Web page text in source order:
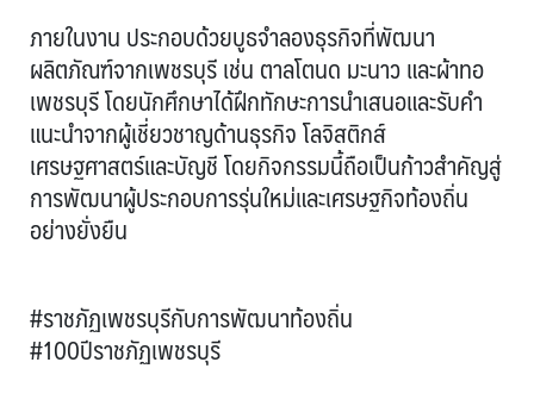
ภายในงาน ประกอบด้วยบูธจำลองธุรกิจที่พัฒนา
ผลิตภัณฑ์จากเพชรบุรี เช่น ตาลโตนด มะนาว และผ้าทอ
เพชรบุรี โดยนักศึกษาได้ฝึกทักษะการนำเสนอและรับคำ
แนะนำจากผู้เชี่ยวชาญด้านธุรกิจ โลจิสติกส์
เศรษฐศาสตร์และบัญชี โดยกิจกรรมนี้ถือเป็นก้าวสำคัญสู่
การพัฒนาผู้ประกอบการรุ่นใหม่และเศรษฐกิจท้องถิ่น
อย่างยั่งยืน
#ราชภัฏเพชรบุรีกับการพัฒนาท้องถิ่น
#100ปีราชภัฏเพชรบุรี